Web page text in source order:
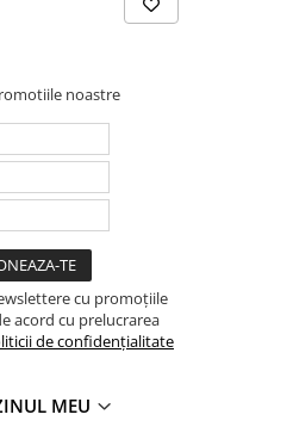
noastre
cu promoțiile
acord cu prelucrarea
de confidențialitate
MEU